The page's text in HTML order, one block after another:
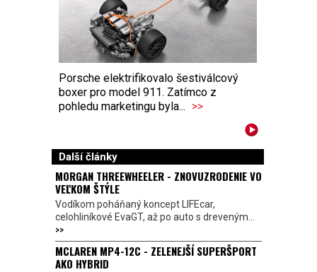
Porsche elektrifikovalo šestiválcový
boxer pro model 911. Zatímco z
pohledu marketingu byla... >>
Další články
MORGAN THREEWHEELER - ZNOVUZRODENIE VO
VEĽKOM ŠTÝLE
Vodíkom poháňaný koncept LIFEcar,
celohliníkové EvaGT, až po auto s dreveným...
>>
MCLAREN MP4-12C - ZELENEJŠÍ SUPERŠPORT
AKO HYBRID